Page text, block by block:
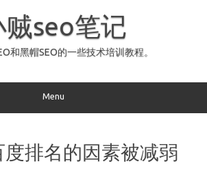
贼seo笔记
和黑帽SEO的一些技术培训教程。
Menu
排名的因素被减弱